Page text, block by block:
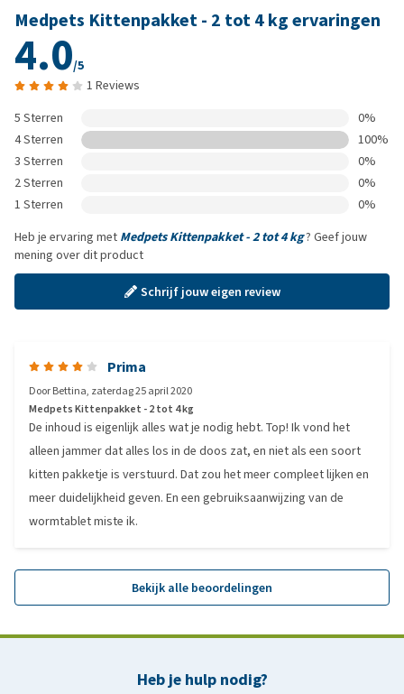
Medpets Kittenpakket - 2 tot 4 kg ervaringen
4.0/5
1 Reviews
5 Sterren
0%
4 Sterren
100%
3 Sterren
0%
2 Sterren
0%
1 Sterren
0%
Heb je ervaring met Medpets Kittenpakket - 2 tot 4 kg? Geef jouw
mening over dit product
Schrijf jouw eigen review
Prima
DoorBettina, zaterdag 25 april 2020
Medpets Kittenpakket - 2 tot 4 kg
De inhoud is eigenlijk alles wat je nodig hebt. Top! Ik vond het
alleen jammer dat alles los in de doos zat, en niet als een soort
kitten pakketje is verstuurd. Dat zou het meer compleet lijken en
meer duidelijkheid geven. En een gebruiksaanwijzing van de
wormtablet miste ik.
Bekijk alle beoordelingen
Heb je hulp nodig?